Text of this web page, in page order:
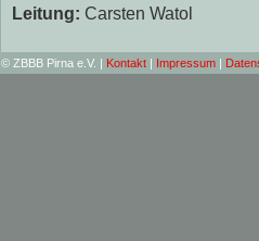
Leitung: Carsten Watol
© ZBBB Pirna e.V. | Kontakt | Impressum |